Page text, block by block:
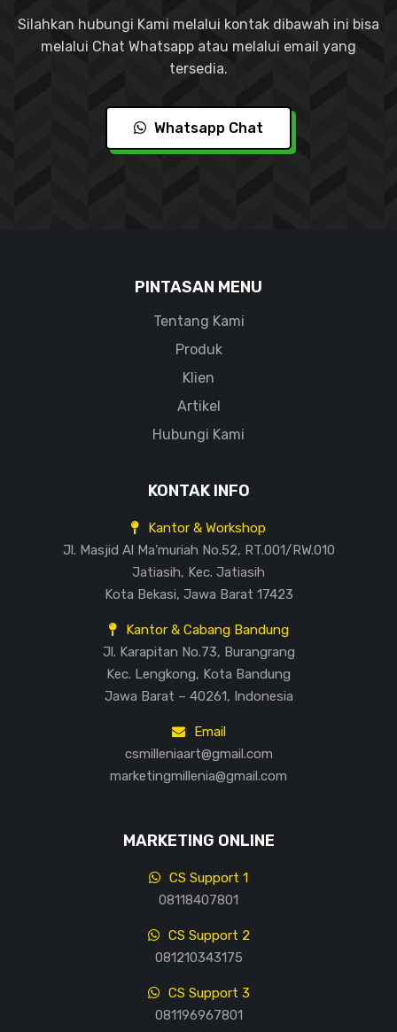
Silahkan hubungi Kami melalui kontak dibawah ini bisa
melalui Chat Whatsapp atau melalui email yang
tersedia.
Whatsapp Chat
PINTASAN MENU
Tentang Kami
Produk
Klien
Artikel
Hubungi Kami
KONTAK INFO
Kantor & Workshop
Jl. Masjid Al Ma’muriah No.52, RT.001/RW.010
Jatiasih, Kec. Jatiasih
Kota Bekasi, Jawa Barat 17423
Kantor & Cabang Bandung
Jl. Karapitan No.73, Burangrang
Kec. Lengkong, Kota Bandung
Jawa Barat – 40261, Indonesia
Email
csmilleniaart@gmail.com
marketingmillenia@gmail.com
MARKETING ONLINE
CS Support 1
08118407801
CS Support 2
081210343175
CS Support 3
081196967801